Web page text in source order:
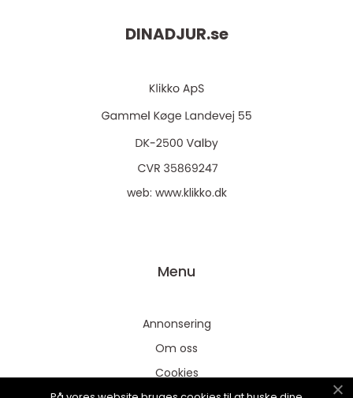
DINADJUR.se
web: www.klikko.dk
Menu
Annonsering
Om oss
Cookies